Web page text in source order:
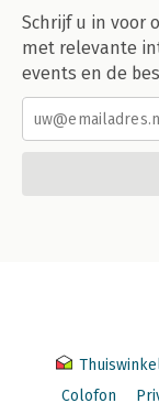
Schrijf u in voor
met relevante
events en de
Colofon